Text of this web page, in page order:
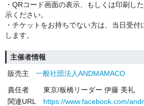
・QRコード画面の表示、もしくは印刷し
示ください。
・チケットをお持ちでない方は、当日受
します。
主催者情報
販売主
一般社団法人ANDMAMACO
責任者
東京/板橋リーダー 伊藤 美礼
関連URL
https://www.facebook.com/